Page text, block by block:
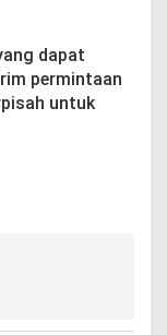
dapat
permintaan
untuk